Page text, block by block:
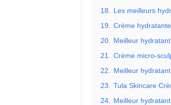
18. Les meilleurs
19. Crème
20. Meilleur
21. Crème micro-
22. Meilleur
23. Tula Skincare
24. Meilleur